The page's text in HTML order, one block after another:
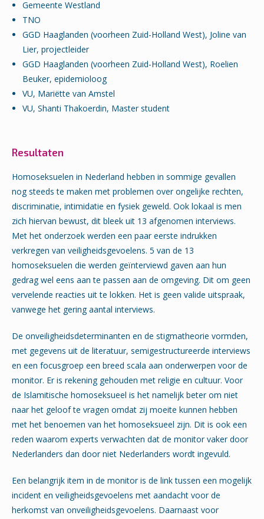
Gemeente Westland
TNO
GGD Haaglanden (voorheen Zuid-Holland West), Joline van
Lier, projectleider
GGD Haaglanden (voorheen Zuid-Holland West), Roelien
Beuker, epidemioloog
VU, Mariëtte van Amstel
VU, Shanti Thakoerdin, Master student
Resultaten
Homoseksuelen in Nederland hebben in sommige gevallen
nog steeds te maken met problemen over ongelijke rechten,
discriminatie, intimidatie en fysiek geweld. Ook lokaal is men
zich hiervan bewust, dit bleek uit 13 afgenomen interviews.
Met het onderzoek werden een paar eerste indrukken
verkregen van veiligheidsgevoelens. 5 van de 13
homoseksuelen die werden geïnterviewd gaven aan hun
gedrag wel eens aan te passen aan de omgeving. Dit om geen
vervelende reacties uit te lokken. Het is geen valide uitspraak,
vanwege het gering aantal interviews.
De onveiligheidsdeterminanten en de stigmatheorie vormden,
met gegevens uit de literatuur, semigestructureerde interviews
en een focusgroep een breed scala aan onderwerpen voor de
monitor. Er is rekening gehouden met religie en cultuur. Voor
de Islamitische homoseksueel is het namelijk beter om niet
naar het geloof te vragen omdat zij moeite kunnen hebben
met het benoemen van het homoseksueel zijn. Dit is ook een
reden waarom experts verwachten dat de monitor vaker door
Nederlanders dan door niet Nederlanders wordt ingevuld.
Een belangrijk item in de monitor is de link tussen een mogelijk
incident en veiligheidsgevoelens met aandacht voor de
herkomst van onveiligheidsgevoelens. Daarnaast voor